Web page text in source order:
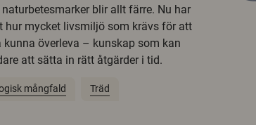
blir allt färre. Nu har
hur mycket livsmiljö som krävs för att
kunna överleva – kunskap som kan
att sätta in rätt åtgärder i tid.
mångfald Träd